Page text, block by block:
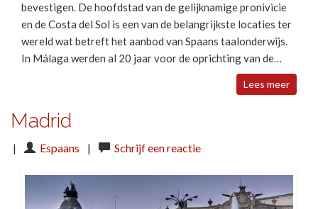
bevestigen. De hoofdstad van de gelijknamige pronivicie
en de Costa del Sol is een van de belangrijkste locaties ter
wereld wat betreft het aanbod van Spaans taalonderwijs.
In Málaga werden al 20 jaar voor de oprichting van de…
Lees meer
Madrid
| Espaans | Schrijf een reactie